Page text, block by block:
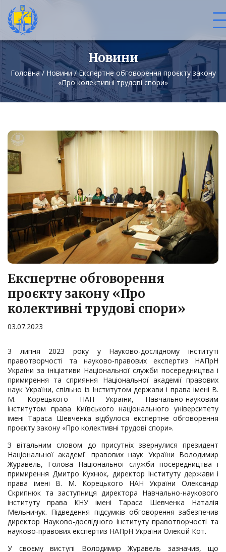
Новини
Головна/ Новини/Експертне обговорення проєкту закону
«Про колективні трудові спори»
Експертне обговорення
проєкту закону «Про
колективні трудові спори»
03.07.2023
3 липня 2023 року у Науково-дослідному інституті
правотворчості та науково-правових експертиз НАПрН
України за ініціативи Національної служби посередництва і
примирення та сприяння Національної академії правових
наук України, спільно із Інститутом держави і права імені В.
М. Корецького НАН України, Навчально-науковим
інститутом права Київського національного університету
імені Тараса Шевченка відбулося експертне обговорення
проєкту закону «Про колективні трудові спори».
З вітальним словом до присутніх звернулися президент
Національної академії правових наук України Володимир
Журавель, Голова Національної служби посередництва і
примирення Дмитро Кухнюк, директор Інституту держави і
права імені В. М. Корецького НАН України Олександр
Скрипнюк та заступниця директора Навчально-наукового
інституту права КНУ імені Тараса Шевченка Наталія
Мельничук. Підведення підсумків обговорення забезпечив
директор Науково-дослідного інституту правотворчості та
науково-правових експертиз НАПрН України Олексій Кот.
У своєму виступі Володимир Журавель зазначив, що